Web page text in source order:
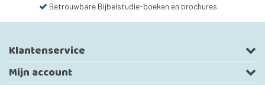
Betrouwbare Bijbelstudie-boeken en brochures
Klantenservice
Mijn account